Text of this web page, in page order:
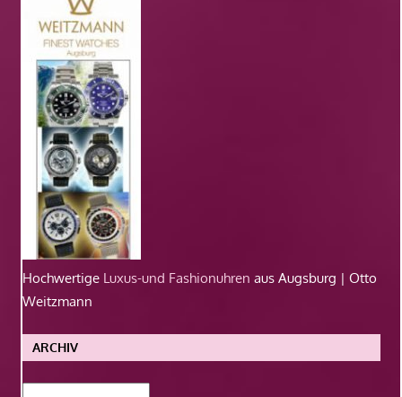
Hochwertige Luxus-und Fashionuhren aus Augsburg | Otto
Weitzmann
ARCHIV